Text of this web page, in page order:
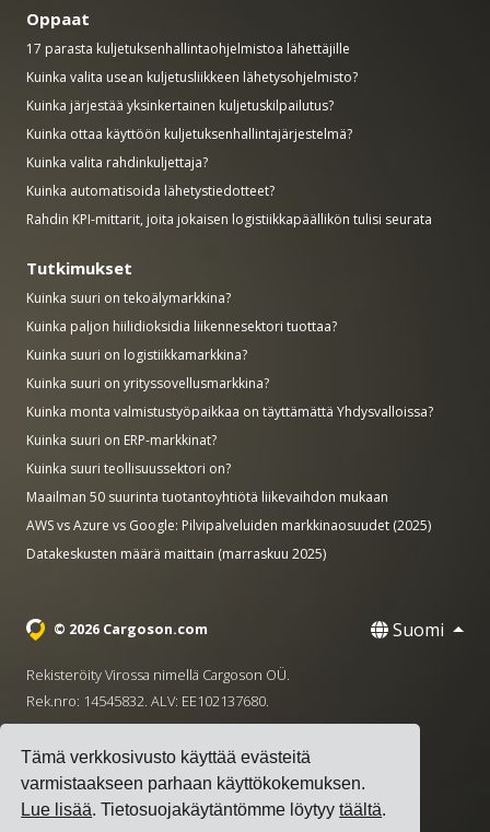
Tämä verkkosivusto käyttää evästeitä
varmistaakseen parhaan käyttökokemuksen.
Lue lisää. Tietosuojakäytäntömme löytyytäältä.
Oppaat
17 parasta kuljetuksenhallintaohjelmistoa lähettäjille
Kuinka valita usean kuljetusliikkeen lähetysohjelmisto?
Kuinka järjestää yksinkertainen kuljetuskilpailutus?
Kuinka ottaa käyttöön kuljetuksenhallintajärjestelmä?
Kuinka valita rahdinkuljettaja?
Kuinka automatisoida lähetystiedotteet?
Rahdin KPI-mittarit, joita jokaisen logistiikkapäällikön tulisi seurata
Tutkimukset
Kuinka suuri on tekoälymarkkina?
Kuinka paljon hiilidioksidia liikennesektori tuottaa?
Kuinka suuri on logistiikkamarkkina?
Kuinka suuri on yrityssovellusmarkkina?
Kuinka monta valmistustyöpaikkaa on täyttämättä Yhdysvalloissa?
Kuinka suuri on ERP-markkinat?
Kuinka suuri teollisuussektori on?
Maailman 50 suurinta tuotantoyhtiötä liikevaihdon mukaan
AWS vs Azure vs Google: Pilvipalveluiden markkinaosuudet (2025)
Datakeskusten määrä maittain (marraskuu 2025)
© 2026 Cargoson.com Suomi
Rekisteröity Virossa nimellä Cargoson OÜ.
Rek.nro: 14545832. ALV: EE102137680.
· hello@cargoson.com
Käyttöehdot Tietosuojakäytäntö Evästekäytäntö